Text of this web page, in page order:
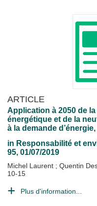
ARTICLE
Application à 2050 de
énergétique et de la
à la demande
in Responsabilité et
95, 01/07/2019
Michel Laurent ; Quentin
10-15
Plus d'information...